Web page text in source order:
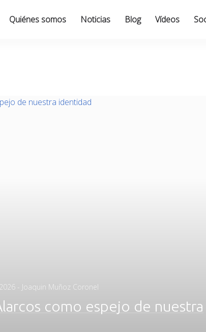
Quiénes somos Noticias Blog Vídeos
- Joaquin Muñoz Coronel
como espejo de nuestra